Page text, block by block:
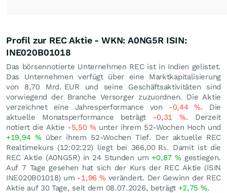
Profil zur REC Aktie - WKN: A0NG5R ISIN:
INE020B01018
Das börsennotierte Unternehmen REC ist in Indien gelistet.
Das Unternehmen verfügt über eine Marktkapitalisierung
von 8,70 Mrd. EUR und seine Geschäftsaktivitäten sind
vorwiegend der Branche Versorger zuzuordnen. Die Aktie
verzeichnet eine Jahresperformance von -0,44%. Die
aktuelle Monatsperformance beträgt -0,31 %. Derzeit
notiert die Aktie -5,50 %unter ihrem 52-Wochen Hoch und
+19,94 %über ihrem 52-Wochen Tief. Der aktuelle REC
Realtimekurs (12:02:22) liegt bei 366,00 ₨. Damit ist die
REC Aktie (A0NG5R) in 24 Stunden um +0,87%gestiegen.
Auf 7 Tage gesehen hat sich der Kurs der REC Aktie (ISIN
INE020B01018) um -1,96 %verändert. Der Gewinn der REC
Aktie auf 30 Tage, seit dem 08.07.2026, beträgt +2,75 %.